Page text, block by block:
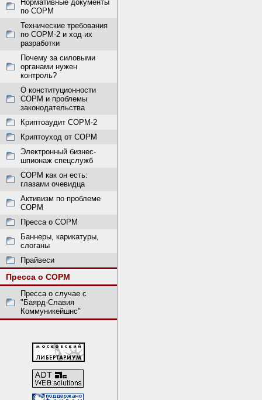
Нормативные документы
по СОРМ
Технические требования
по СОРМ-2 и ход их
разработки
Почему за силовыми
органами нужен
контроль?
О конституционности
СОРМ и проблемы
законодательства
Криптоаудит СОРМ-2
Криптоуход от СОРМ
Электронный бизнес-
шпионаж спецслужб
СОРМ как он есть:
глазами очевидца
Активизм по проблеме
СОРМ
Пресса о СОРМ
Баннеры, карикатуры,
слоганы
Прайвеси
Пресса о СОРМ
Пресса о случае с
"Баярд-Славия
Коммуникейшнс"